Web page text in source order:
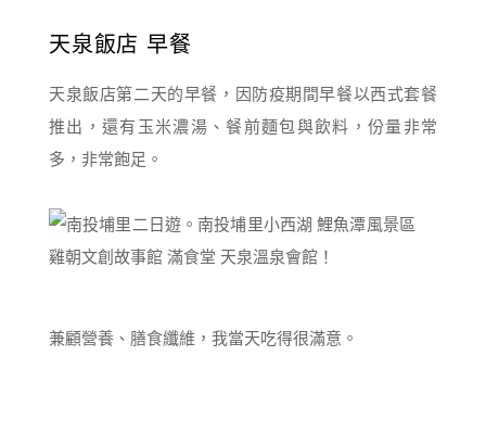
天泉飯店 早餐
天泉飯店第二天的早餐，因防疫期間早餐以西式套餐
推出，還有玉米濃湯、餐前麵包與飲料，份量非常
多，非常飽足。
兼顧營養、膳食纖維，我當天吃得很滿意。